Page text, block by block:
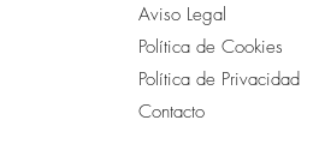
Aviso Legal
Política de Cookies
Política de Privacidad
Contacto